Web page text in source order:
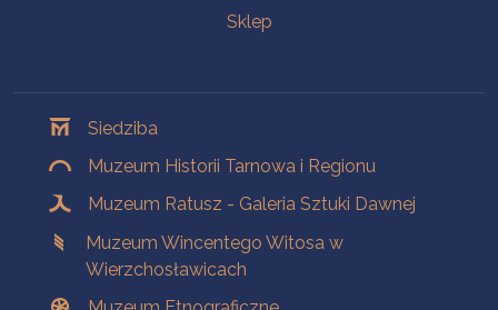
Sklep
Siedziba
Muzeum Historii Tarnowa i Regionu
Muzeum Ratusz - Galeria Sztuki Dawnej
Muzeum Wincentego Witosa w
Wierzchosławicach